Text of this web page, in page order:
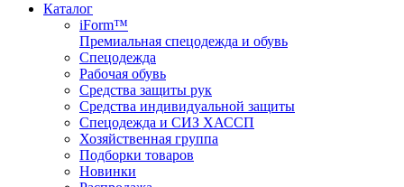
Каталог
iForm™
Премиальная спецодежда и обувь
Спецодежда
Рабочая обувь
Средства защиты рук
Средства индивидуальной защиты
Спецодежда и СИЗ ХАССП
Хозяйственная группа
Подборки товаров
Новинки